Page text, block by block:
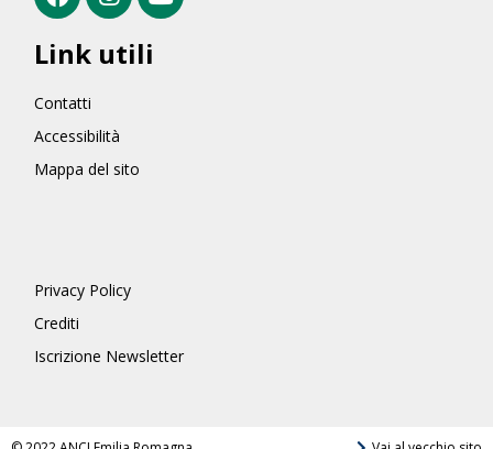
Link utili
Contatti
Accessibilità
Mappa del sito
Privacy Policy
Crediti
Iscrizione Newsletter